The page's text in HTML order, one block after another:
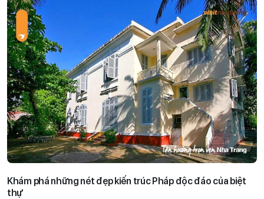
Khám phá những nét đẹp kiến trúc Pháp độc đáo của biệt
thự